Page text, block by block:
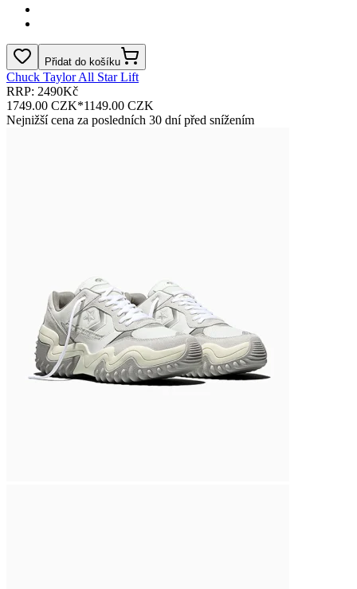
Přidat do košíku
Chuck Taylor All Star Lift
RRP: 2490Kč
1749.00 CZK*1149.00 CZK
Nejnižší cena za posledních 30 dní před snížením